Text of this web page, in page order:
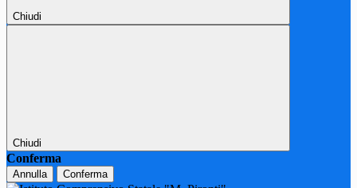
Chiudi
Chiudi
Conferma
Annulla Conferma